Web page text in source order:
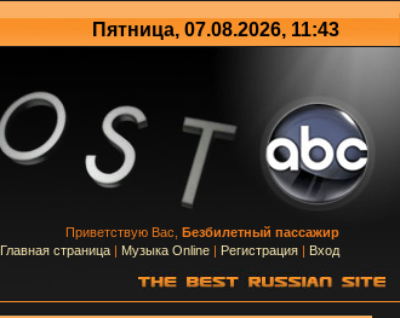
Пятница, 07.08.2026, 11:43
Приветствую Вас, Безбилетный пассажир
Главная страница | Музыка Online | Регистрация | Вход